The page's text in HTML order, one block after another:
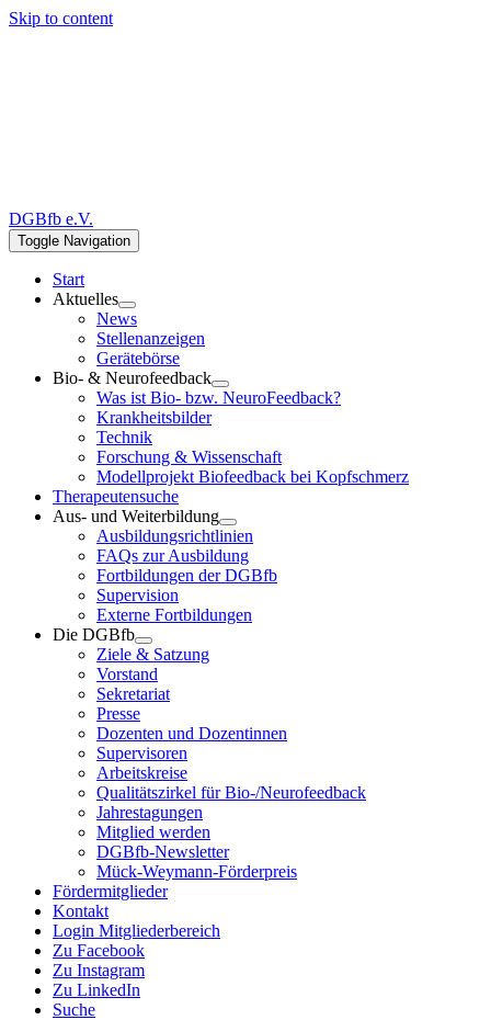
Skip to content
DGBfb e.V.
Toggle Navigation
Start
Aktuelles
News
Stellenanzeigen
Gerätebörse
Bio- & Neurofeedback
Was ist Bio- bzw. NeuroFeedback?
Krankheitsbilder
Technik
Forschung & Wissenschaft
Modellprojekt Biofeedback bei Kopfschmerz
Therapeutensuche
Aus- und Weiterbildung
Ausbildungsrichtlinien
FAQs zur Ausbildung
Fortbildungen der DGBfb
Supervision
Externe Fortbildungen
Die DGBfb
Ziele & Satzung
Vorstand
Sekretariat
Presse
Dozenten und Dozentinnen
Supervisoren
Arbeitskreise
Qualitätszirkel für Bio-/Neurofeedback
Jahrestagungen
Mitglied werden
DGBfb-Newsletter
Mück-Weymann-Förderpreis
Fördermitglieder
Kontakt
Login Mitgliederbereich
Zu Facebook
Zu Instagram
Zu LinkedIn
Suche